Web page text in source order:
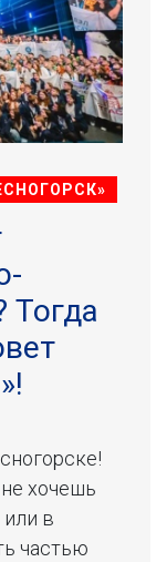
Тогда
хочешь
в
частью